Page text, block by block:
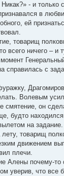
- и только
в
ей
товарищ
всего ничего – и
справилась с
Волевым
он
будто
на задание.
товарищ
движением
плечи.
Алены почему-то
уверив, что все